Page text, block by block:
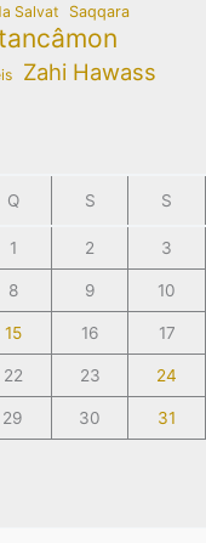
Salvat
Saqqara
Zahi Hawass
Q S S
1 2 3
8 9 10
15 16 17
22 23 24
29 30 31